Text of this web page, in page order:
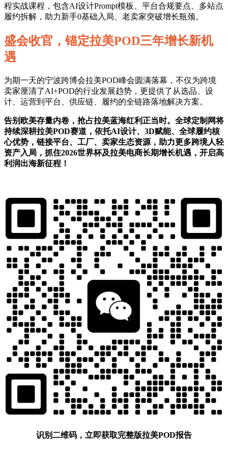
程实战课程，包含AI设计Prompt模板、平台合规要点、多站点
履约拆解，助力新手0基础入局、老卖家突破增长瓶颈。
盛会收官，锚定拉美POD三年增长新机
遇
为期一天的宁波跨博会拉美POD峰会圆满落幕，不仅为跨境
卖家厘清了AI+POD的行业发展趋势，更提供了从选品、设
计、运营到平台、供应链、履约的全链路落地解决方案。
告别欧美存量内卷，抢占拉美蓝海红利正当时。全球定制网将
持续深耕拉美POD赛道，依托AI设计、3D赋能、全球履约核
心优势，链接平台、工厂、卖家生态资源，助力更多跨境人轻
资产入局，抓住2026世界杯及拉美电商长期增长机遇，开启高
利润出海新征程！
识别二维码，立即获取完整版拉美POD报告